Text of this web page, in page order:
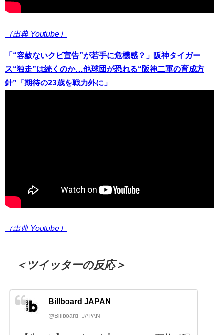
（出典 Youtube）
「“容赦ないクビ宣告”が若手に危機感？」阪神タイガー
ス“独走”は続くのか…他球団が恐れる“阪神二軍の育成方
針”「期待の23歳を戦力外に」
（出典 Youtube）
＜ツイッターの反応＞
Billboard JAPAN
@Billboard_JAPAN